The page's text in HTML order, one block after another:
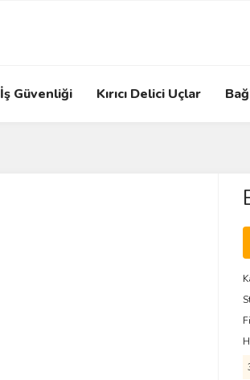
İş Güvenliği Kırıcı Delici Uçlar